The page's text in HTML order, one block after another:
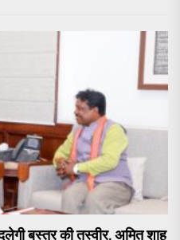
बस्तर की तस्वीर, अमित शाह